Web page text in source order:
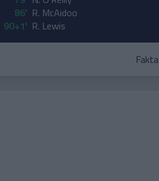
86' R. McAidoo
90+1' R. Lewis
Fakta